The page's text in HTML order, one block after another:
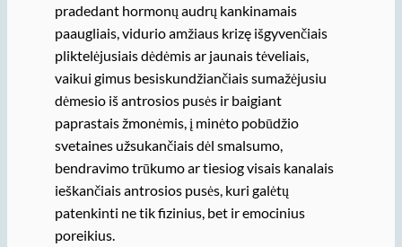
pradedant hormonų audrų kankinamais
paaugliais, vidurio amžiaus krizę išgyvenčiais
pliktelėjusiais dėdėmis ar jaunais tėveliais,
vaikui gimus besiskundžiančiais sumažėjusiu
dėmesio iš antrosios pusės ir baigiant
paprastais žmonėmis, į minėto pobūdžio
svetaines užsukančiais dėl smalsumo,
bendravimo trūkumo ar tiesiog visais kanalais
ieškančiais antrosios pusės, kuri galėtų
patenkinti ne tik fizinius, bet ir emocinius
poreikius.